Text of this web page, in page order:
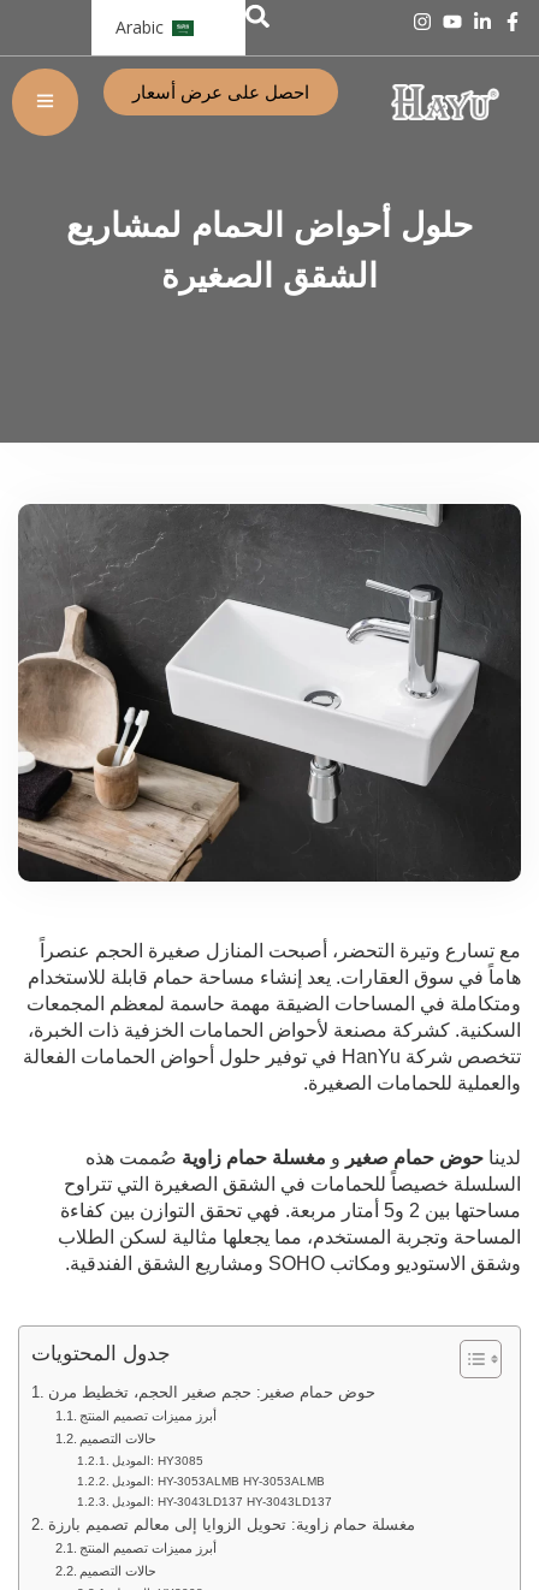
Arabic
احصل على عرض أسعار
حلول أحواض الحمام لمشاريع
الشقق الصغيرة
مع تسارع وتيرة التحضر، أصبحت المنازل صغيرة الحجم عنصراً
هاماً في سوق العقارات. يعد إنشاء مساحة حمام قابلة للاستخدام
ومتكاملة في المساحات الضيقة مهمة حاسمة لمعظم المجمعات
السكنية. كشركة مصنعة لأحواض الحمامات الخزفية ذات الخبرة،
تتخصص شركة HanYu في توفير حلول أحواض الحمامات الفعالة
والعملية للحمامات الصغيرة.
لدينا حوض حمام صغير و مغسلة حمام زاوية صُممت هذه
السلسلة خصيصاً للحمامات في الشقق الصغيرة التي تتراوح
مساحتها بين 2 و5 أمتار مربعة. فهي تحقق التوازن بين كفاءة
المساحة وتجربة المستخدم، مما يجعلها مثالية لسكن الطلاب
وشقق الاستوديو ومكاتب SOHO ومشاريع الشقق الفندقية.
جدول المحتويات
حوض حمام صغير: حجم صغير الحجم، تخطيط مرن
أبرز مميزات تصميم المنتج
حالات التصميم
الموديل: HY3085
الموديل: HY-3053ALMB HY-3053ALMB
الموديل: HY-3043LD137 HY-3043LD137
مغسلة حمام زاوية: تحويل الزوايا إلى معالم تصميم بارزة
أبرز مميزات تصميم المنتج
حالات التصميم